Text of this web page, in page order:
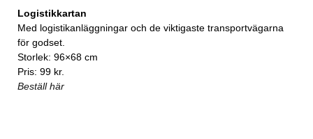
Logistikkartan
Med logistikanläggningar och de viktigaste transportvägarna
för godset.
Storlek: 96×68 cm
Pris: 99 kr.
Beställ här